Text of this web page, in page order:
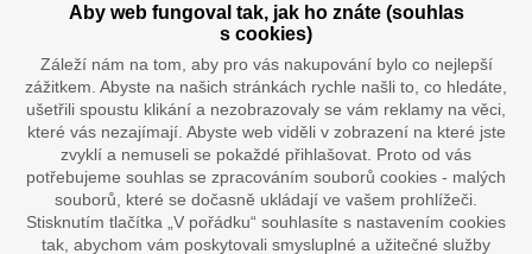
Doprava vaším oblíbeným dopravcem
Aby web fungoval tak, jak ho znáte (souhlas
s cookies)
Záleží nám na tom, aby pro vás nakupování bylo co nejlepší
zážitkem. Abyste na našich stránkách rychle našli to, co hledáte,
ušetřili spoustu klikání a nezobrazovaly se vám reklamy na věci,
které vás nezajímají. Abyste web viděli v zobrazení na které jste
zvyklí a nemuseli se pokaždé přihlašovat. Proto od vás
potřebujeme souhlas se zpracováním souborů cookies - malých
souborů, které se dočasně ukládají ve vašem prohlížeči.
Stisknutím tlačítka „V pořádku“ souhlasíte s nastavením cookies
tak, abychom vám poskytovali smysluplné a užitečné služby